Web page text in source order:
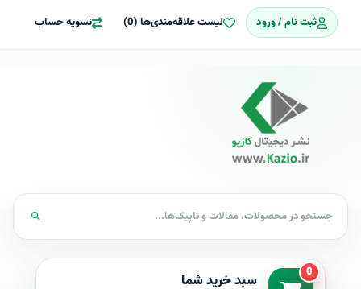
ثبت نام / ورود لیست علاقه‌مندی‌ها (0) تسویه حساب
0 سبد خرید شما